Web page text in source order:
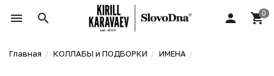
Главная КОЛЛАБЫ и ПОДБОРКИ ИМЕНА